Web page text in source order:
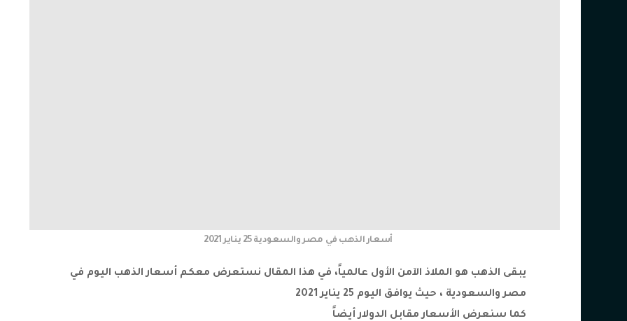
أسعار الذهب في مصر والسعودية 25 يناير 2021
يبقى الذهب هو الملاذ الآمن الأول عالمياً، في هذا المقال نستعرض معكم أسعار الذهب اليوم في
مصر والسعودية ، حيث يوافق اليوم 25 يناير 2021
كما سنعرض الأسعار مقابل الدولار أيضاً